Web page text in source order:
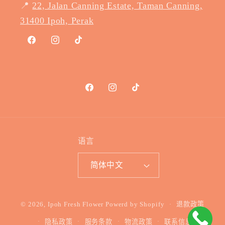
📍22, Jalan Canning Estate, Taman Canning,
31400 Ipoh, Perak
FacebookInstagramTikTok
FacebookInstagramTikTok
语言
简体中文
款
© 2026, Ipoh Fresh Flower Powerd by Shopify 退款政策
隐私政策 服务条款 物流政策 联系信息